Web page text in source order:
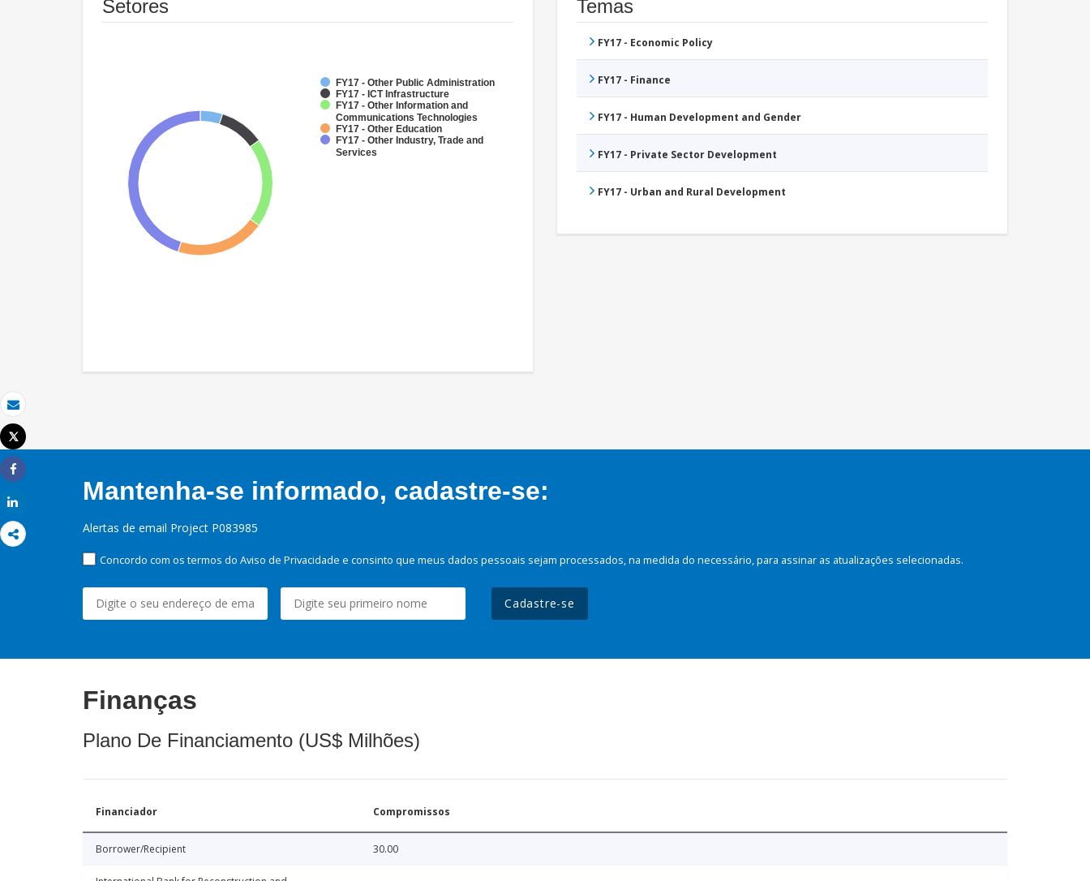
Email
Imprimir
Tweet
Share
Setores
FY17 - Other Public Administration
FY17 - ICT Infrastructure
FY17 - Other Information and
Communications Technologies
FY17 - Other Education
FY17 - Other Industry, Trade and
Services
Temas
FY17 - Economic Policy
FY17 - Finance
FY17 - Human Development and Gender
FY17 - Private Sector Development
FY17 - Urban and Rural Development
Mantenha-se informado, cadastre-se:
Alertas de email Project P083985
Concordo com os termos do Aviso de Privacidade e consinto que meus dados pessoais sejam processados, na medida do necessário, para assinar as atualizações selecionadas.
Cadastre-se
Finanças
Plano De Financiamento (US$ Milhões)
Financiador Compromissos
Borrower/Recipient 30.00